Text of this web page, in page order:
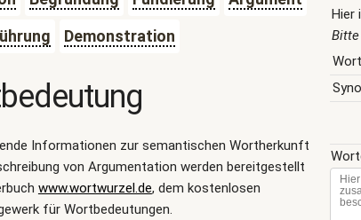
Demonstration
Informationen zur semantischen Wortherkunft
von Argumentation werden bereitgestellt
www.wortwurzel.de, dem kostenlosen
für Wortbedeutungen.
Hier
Wort